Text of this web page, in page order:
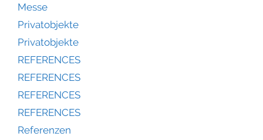
Messe
Privatobjekte
Privatobjekte
REFERENCES
REFERENCES
REFERENCES
REFERENCES
Referenzen